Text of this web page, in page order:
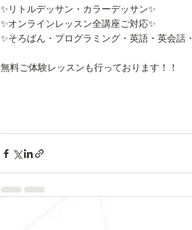
✨リトルデッサン・カラーデッサン✨
✨オンラインレッスン全講座ご対応✨
✨そろばん・プログラミング・英語・英会話・
無料ご体験レッスンも行っております！！